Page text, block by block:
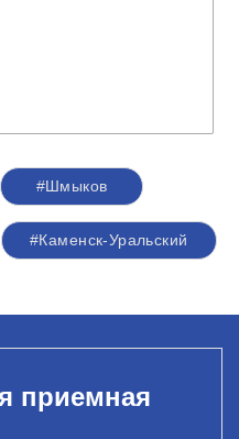
#Шмыков
#Каменск-Уральский
приемная